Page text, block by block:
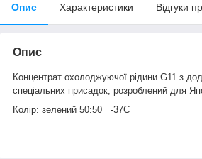
Опис Характеристики Відгуки
Опис
Концентрат охолоджуючої рідини G11 з
спеціальних присадок, розроблений для
Колір: зелений 50:50= -37С